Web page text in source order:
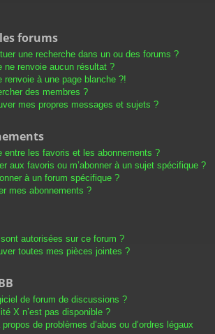
forums
une recherche dans un ou des forums ?
ne renvoie aucun résultat ?
renvoie à une page blanche ?!
des membres ?
mes propres messages et sujets ?
entre les favoris et les abonnements ?
aux favoris ou m’abonner à un sujet spécifique ?
à un forum spécifique ?
mes abonnements ?
autorisées sur ce forum ?
toutes mes pièces jointes ?
de forum de discussions ?
X n’est pas disponible ?
de problèmes d’abus ou d’ordres légaux